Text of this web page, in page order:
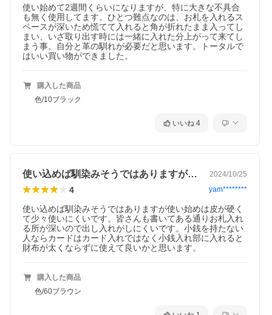
上質な革の手触りを堪能できる大人に相応しい優美な二つ折り財
布。レザーシューズ特有のディティールである負荷がかかる部分
を補強する「ドッグテイル」を採用し、ピッチの細かいダブルス
テッチで施された上品な仕上がりには、吉田カバンならではのこ
だわりを感じさせてくれます。
外側に独立したファスナー式の小銭入れを装備し、内部は2層式で
ジャケットやズボンのポケットにも収めやすいサイズ感ながら、
通常より少し深めの仕様なので、お札やカードがずれ落ちる心配
がなく、チケットなども収納可能。
季、雨天でのご使用、 また淡い色の服装に合わせる場合は十分に
ご注意ください。
表：牛ステア(クローム鞣し)
裏：馬革(クローム鞣し)
製作：日本
使い始めて2週間くらいになりますが、特に大きな不具合
も無く使用してます。ひとつ難点なのは、お札を入れるス
ペースが深いため慌てて入れると角が折れたまま入ってし
まい、いざ取り出す時には一緒に入れた分上がって来てし
まう事。自分と革の馴れが必要だと思います。トータルで
はいい買い物ができました。
購入した商品
色/10ブラック
いいね 4
使い込めば馴染みそうではありますが使い… 2024/10/25
4 yam********
使い込めば馴染みそうではありますが使い始めは皮が硬く
て少々使いにくいです。皆さんも書いてある通りお札入れ
る所が深いので出し入れがしにくいです。小銭を持たない
人ならカードはカード入れではなく小銭入れ部に入れると
財布が太くならずに使えて良いかと思います。
購入した商品
色/60ブラウン